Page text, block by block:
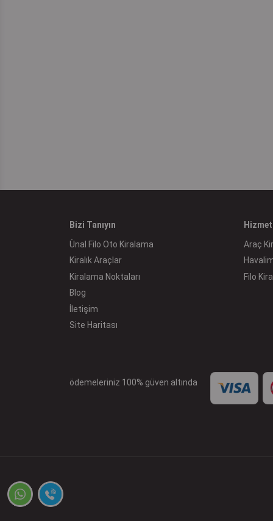
Bizi Tanıyın
Ünal Filo Oto Kiralama
Kiralık Araçlar
Kiralama Noktaları
Blog
İletişim
Site Haritası
Araç
Filo
ödemeleriniz 100% güven altında